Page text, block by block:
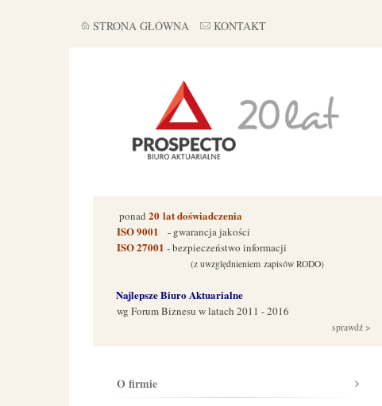
STRONA GŁÓWNA KONTAKT
ponad 20 lat doświadczenia
ISO 9001 - gwarancja jakości
ISO 27001 - bezpieczeństwo informacji
(z uwzględnieniem zapisów RODO)
Najlepsze Biuro Aktuarialne
wg Forum Biznesu w latach 2011 - 2016
sprawdź >
O firmie